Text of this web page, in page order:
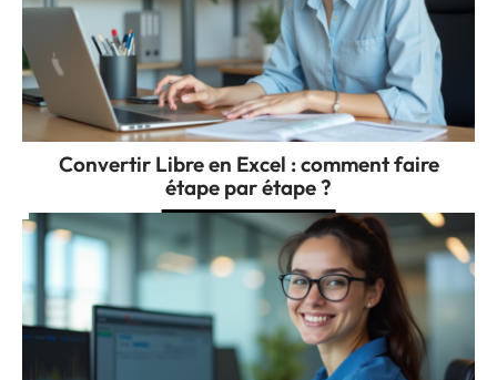
Convertir Libre en Excel : comment faire
étape par étape ?